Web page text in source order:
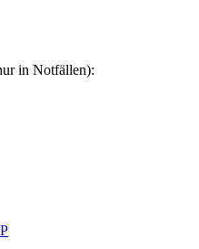
in Notfällen):